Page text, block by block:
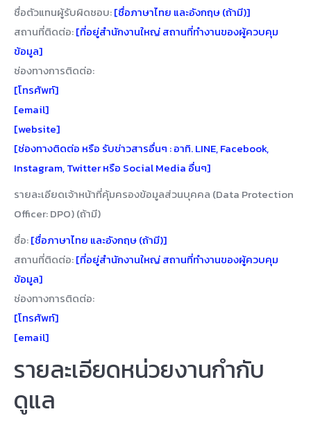
ชื่อตัวแทนผู้รับผิดชอบ:[ชื่อภาษาไทย และอังกฤษ (ถ้ามี)]
สถานที่ติดต่อ:[ที่อยู่สำนักงานใหญ่ สถานที่ทำงานของผู้ควบคุม
ข้อมูล]
ช่องทางการติดต่อ:
[โทรศัพท์]
[email]
[website]
[ช่องทางติดต่อ หรือ รับข่าวสารอื่นๆ : อาทิ. LINE, Facebook,
Instagram, Twitter หรือ Social Media อื่นๆ]
รายละเอียดเจ้าหน้าที่คุ้มครองข้อมูลส่วนบุคคล (Data Protection
Officer: DPO) (ถ้ามี)
ชื่อ:[ชื่อภาษาไทย และอังกฤษ (ถ้ามี)]
สถานที่ติดต่อ:[ที่อยู่สำนักงานใหญ่ สถานที่ทำงานของผู้ควบคุม
ข้อมูล]
ช่องทางการติดต่อ:
[โทรศัพท์]
[email]
รายละเอียดหน่วยงานกำกับ
ดูแล